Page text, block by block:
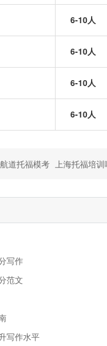
6-10人
6-10人
6-10人
6-10人
道托福模考 上海托福培
写作
范文
写作水平